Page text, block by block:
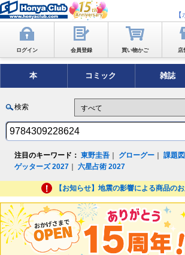
ログイン 会員登録 買い物かご 店
本 コミック 雑誌
検索
注目のキーワード： 東野圭吾 グローグー ｜課題
ゲッターズ 2027 ｜六星占術 2027
【お知らせ】地震の影響による商品の